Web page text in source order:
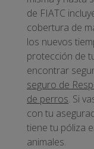
de FIATC
cobertura de
los nuevos
protección de
encontrar
seguro de
de perros. Si
con tu
tiene tu póliza
animales.